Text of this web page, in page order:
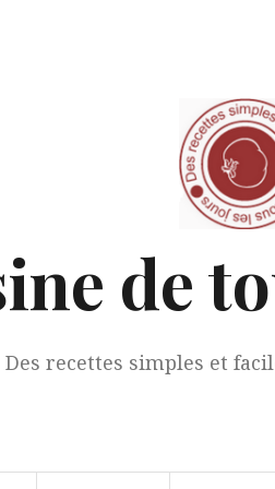
de
Des recettes simples et